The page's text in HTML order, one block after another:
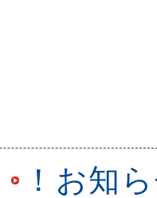
！お知